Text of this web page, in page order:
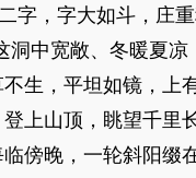
字，字大如斗，庄
中宽敞、冬暖夏凉
生，平坦如镜，上
上山顶，眺望千里
傍晚，一轮斜阳缀